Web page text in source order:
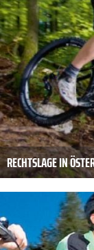
RECHTSLAGE IN